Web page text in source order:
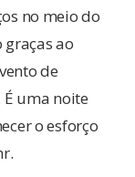
no meio do
ao
de
uma noite
o esforço